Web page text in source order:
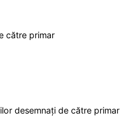
către primar
desemnați de către primar